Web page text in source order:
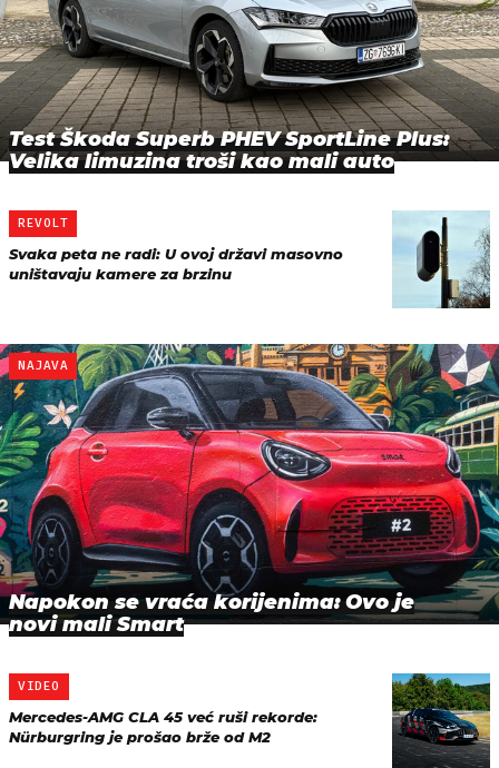
Test Škoda Superb PHEV SportLine Plus:
Velika limuzina troši kao mali auto
REVOLT
Svaka peta ne radi: U ovoj državi masovno
uništavaju kamere za brzinu
NAJAVA
Napokon se vraća korijenima: Ovo je
novi mali Smart
VIDEO
Mercedes-AMG CLA 45 već ruši rekorde:
Nürburgring je prošao brže od M2